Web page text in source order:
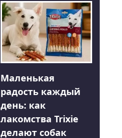
Маленькая
радость каждый
день: как
лакомства Trixie
делают собак